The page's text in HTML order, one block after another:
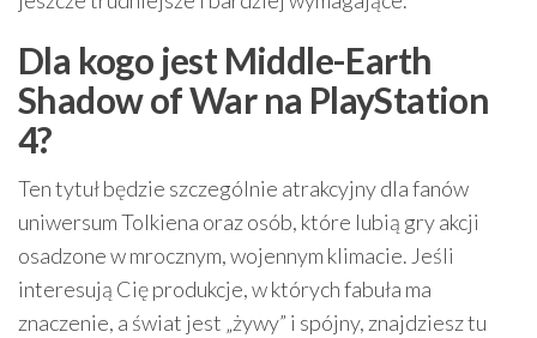
Dla kogo jest Middle-Earth
Shadow of War na PlayStation
4?
Ten tytuł będzie szczególnie atrakcyjny dla fanów
uniwersum Tolkiena oraz osób, które lubią gry akcji
osadzone w mrocznym, wojennym klimacie. Jeśli
interesują Cię produkcje, w których fabuła ma
znaczenie, a świat jest „żywy” i spójny, znajdziesz tu